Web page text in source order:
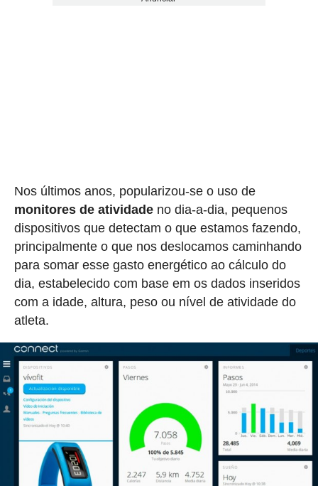
Nos últimos anos, popularizou-se o uso de
monitores de atividadeno dia-a-dia, pequenos
dispositivos que detectam o que estamos fazendo,
principalmente o que nos deslocamos caminhando
para somar esse gasto energético ao cálculo do
dia, estabelecido com base em os dados inseridos
com a idade, altura, peso ou nível de atividade do
atleta.